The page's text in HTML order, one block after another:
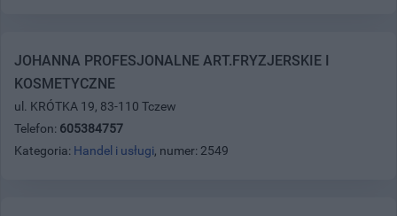
JOHANNA PROFESJONALNE ART.FRYZJERSKIE I
KOSMETYCZNE
ul. KRÓTKA 19, 83-110 Tczew
Telefon: 605384757
Kategoria: Handel i usługi, numer: 2549